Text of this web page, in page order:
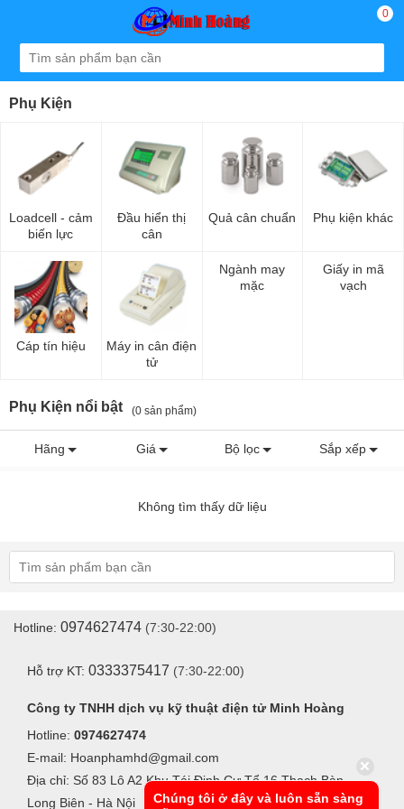
0
Phụ Kiện
Loadcell - cảm
biến lực
Đầu hiển thị
cân
Quả cân chuẩn Phụ kiện khác
Cáp tín hiệu
Máy in cân điện
tử
Ngành may
mặc
Giấy in mã
vạch
Phụ Kiện nổi bật (0 sản phẩm)
Hãng Giá Bộ lọc Sắp xếp
Không tìm thấy dữ liệu
Hotline: 0974627474 (7:30-22:00)
Hỗ trợ KT: 0333375417 (7:30-22:00)
Công ty TNHH dịch vụ kỹ thuật điện tử Minh Hoàng
Hotline: 0974627474
E-mail: Hoanphamhd@gmail.com
Địa chỉ: Số 83 Lô A2 Khu Tái Định Cư Tổ 16 Thạch Bàn -
Long Biên - Hà Nội
Chúng tôi ở đây và luôn sẵn sàng